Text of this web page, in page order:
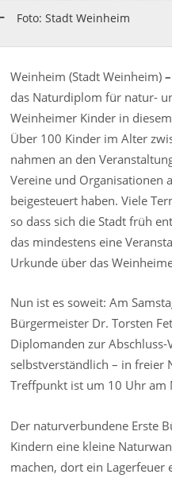
Foto: Stadt Weinheim
Weinheim (Stadt Weinheim)–
das Naturdiplom für natur-
Weinheimer Kinder in
Über 100 Kinder im Alter
nahmen an den
Vereine und Organisationen
beigesteuert haben. Viele
so dass sich die Stadt früh
das mindestens eine
Urkunde über das
Nun ist es soweit: Am
Bürgermeister Dr. Torsten
Diplomanden zur Abschluss-
selbstverständlich – in freier
Treffpunkt ist um 10 Uhr am
Der naturverbundene Erste
Kindern eine kleine
machen, dort ein Lagerfeuer